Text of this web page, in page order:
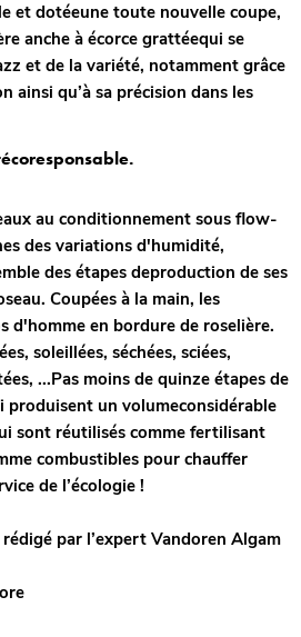
et dotéeune toute nouvelle coupe,
anche à écorce grattéequi se
et de la variété, notamment grâce
ainsi qu’à sa précision dans les
au conditionnement sous flow-
des variations d'humidité,
des étapes deproduction de ses
Coupées à la main, les
d'homme en bordure de roselière.
soleillées, séchées, sciées,
...Pas moins de quinze étapes de
un volumeconsidérable
sont réutilisés comme fertilisant
combustibles pour chauffer
de l’écologie !
par l’expert Vandoren Algam